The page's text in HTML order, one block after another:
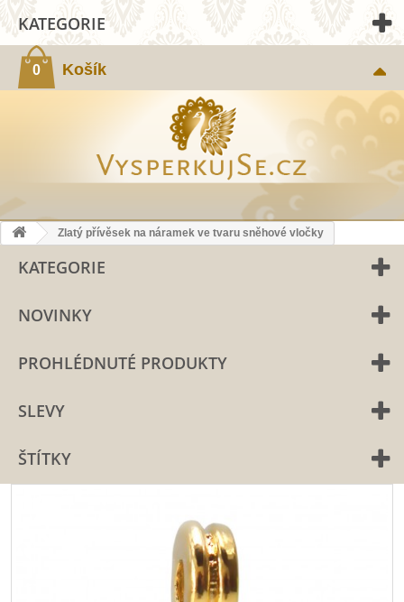
0 Košík
KATEGORIE
Zlatý přívěsek na náramek ve tvaru sněhové vločky
KATEGORIE
NOVINKY
PROHLÉDNUTÉ PRODUKTY
SLEVY
ŠTÍTKY